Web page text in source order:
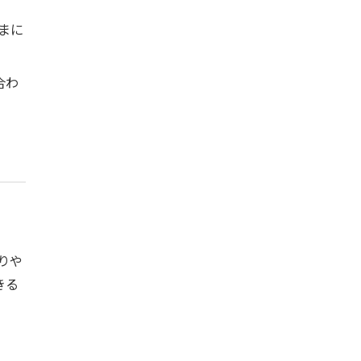
に
わ
や
る